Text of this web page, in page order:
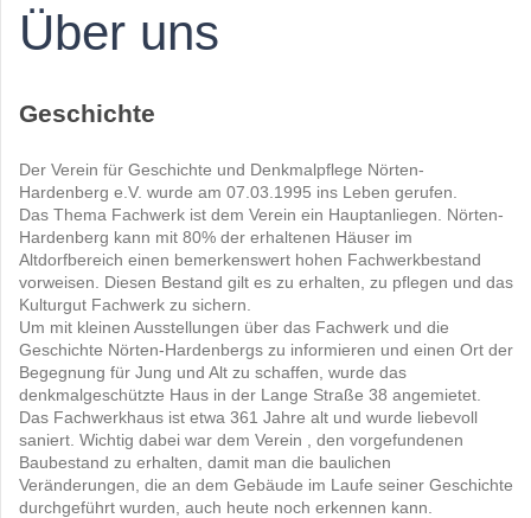
Über uns
Geschichte
Der Verein für Geschichte und Denkmalpflege Nörten-
Hardenberg e.V. wurde am 07.03.1995 ins Leben gerufen.
Das Thema Fachwerk ist dem Verein ein Hauptanliegen. Nörten-
Hardenberg kann mit 80% der erhaltenen Häuser im
Altdorfbereich einen bemerkenswert hohen Fachwerkbestand
vorweisen. Diesen Bestand gilt es zu erhalten, zu pflegen und das
Kulturgut Fachwerk zu sichern.
Um mit kleinen Ausstellungen über das Fachwerk und die
Geschichte Nörten-Hardenbergs zu informieren und einen Ort der
Begegnung für Jung und Alt zu schaffen, wurde das
denkmalgeschützte Haus in der Lange Straße 38 angemietet.
Das Fachwerkhaus ist etwa 361 Jahre alt und wurde liebevoll
saniert. Wichtig dabei war dem Verein , den vorgefundenen
Baubestand zu erhalten, damit man die baulichen
Veränderungen, die an dem Gebäude im Laufe seiner Geschichte
durchgeführt wurden, auch heute noch erkennen kann.